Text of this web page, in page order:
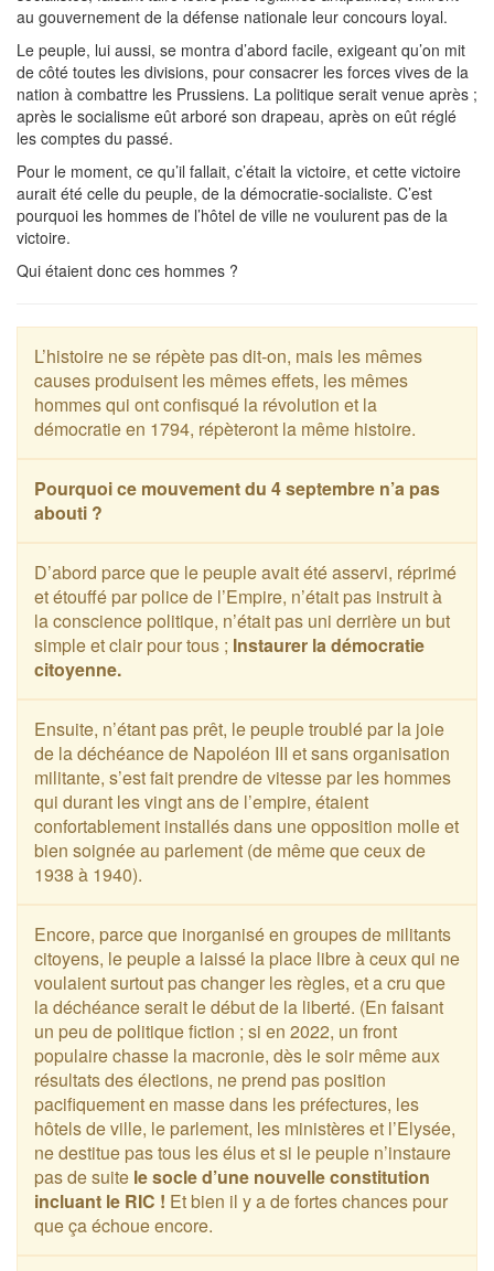
au gouvernement de la défense nationale leur concours loyal.
Le peuple, lui aussi, se montra d’abord facile, exigeant qu’on mit
de côté toutes les divisions, pour consacrer les forces vives de la
nation à combattre les Prussiens. La politique serait venue après ;
après le socialisme eût arboré son drapeau, après on eût réglé
les comptes du passé.
Pour le moment, ce qu’il fallait, c’était la victoire, et cette victoire
aurait été celle du peuple, de la démocratie-socialiste. C’est
pourquoi les hommes de l’hôtel de ville ne voulurent pas de la
victoire.
Qui étaient donc ces hommes ?
L’histoire ne se répète pas dit-on, mais les mêmes
causes produisent les mêmes effets, les mêmes
hommes qui ont confisqué la révolution et la
démocratie en 1794, répèteront la même histoire.
Pourquoi ce mouvement du 4 septembre n’a pas
abouti ?
D’abord parce que le peuple avait été asservi, réprimé
et étouffé par police de l’Empire, n’était pas instruit à
la conscience politique, n’était pas uni derrière un but
simple et clair pour tous ; Instaurer la démocratie
citoyenne.
Ensuite, n’étant pas prêt, le peuple troublé par la joie
de la déchéance de Napoléon III et sans organisation
militante, s’est fait prendre de vitesse par les hommes
qui durant les vingt ans de l’empire, étaient
confortablement installés dans une opposition molle et
bien soignée au parlement (de même que ceux de
1938 à 1940).
Encore, parce que inorganisé en groupes de militants
citoyens, le peuple a laissé la place libre à ceux qui ne
voulaient surtout pas changer les règles, et a cru que
la déchéance serait le début de la liberté. (En faisant
un peu de politique fiction ; si en 2022, un front
populaire chasse la macronie, dès le soir même aux
résultats des élections, ne prend pas position
pacifiquement en masse dans les préfectures, les
hôtels de ville, le parlement, les ministères et l’Elysée,
ne destitue pas tous les élus et si le peuple n’instaure
pas de suite le socle d’une nouvelle constitution
incluant le RIC ! Et bien il y a de fortes chances pour
que ça échoue encore.